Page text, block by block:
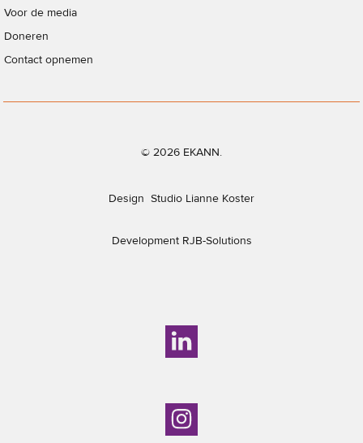
Voor de media
Doneren
Contact opnemen
© 2026 EKANN.
Design Studio Lianne Koster
Development RJB-Solutions